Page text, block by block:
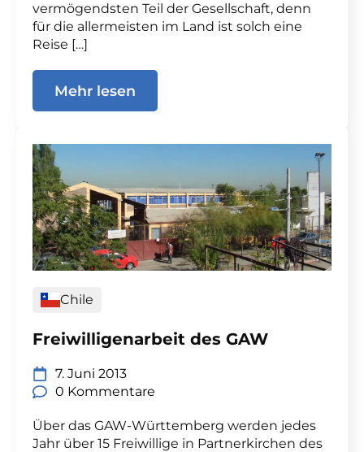
vermögendsten Teil der Gesellschaft, denn
für die allermeisten im Land ist solch eine
Reise […]
Mehr lesen
Chile
Freiwilligenarbeit des GAW
7. Juni 2013
0 Kommentare
Über das GAW-Württemberg werden jedes
Jahr über 15 Freiwillige in Partnerkirchen des